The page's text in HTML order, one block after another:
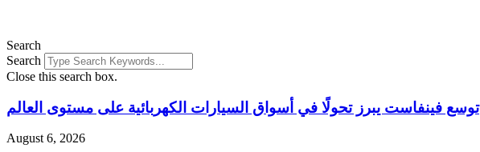
Search
Search
Close this search box.
‫توسع فينفاست يبرز تحولًا في أسواق السيارات الكهربائية على مستوى العالم
August 6, 2026